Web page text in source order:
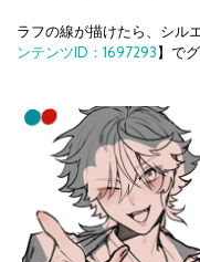
ラフの線が描けたら、シル
ンテンツID：1697293】で